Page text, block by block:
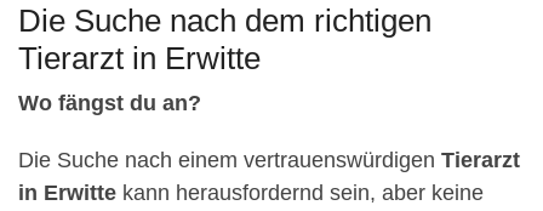
Die Suche nach dem richtigen
Tierarzt in Erwitte
Wo fängst du an?
Die Suche nach einem vertrauenswürdigen Tierarzt
in Erwitte kann herausfordernd sein, aber keine